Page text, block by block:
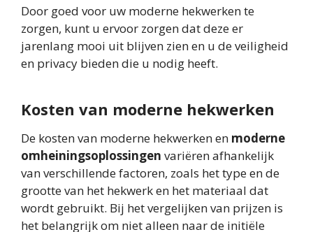
Door goed voor uw moderne hekwerken te
zorgen, kunt u ervoor zorgen dat deze er
jarenlang mooi uit blijven zien en u de veiligheid
en privacy bieden die u nodig heeft.
Kosten van moderne hekwerken
De kosten van moderne hekwerken en moderne
omheiningsoplossingen variëren afhankelijk
van verschillende factoren, zoals het type en de
grootte van het hekwerk en het materiaal dat
wordt gebruikt. Bij het vergelijken van prijzen is
het belangrijk om niet alleen naar de initiële